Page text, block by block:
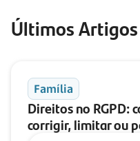
Últimos Artigos
Família
Direitos no RGPD:
corrigir, limitar ou